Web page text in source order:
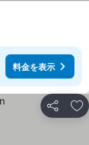
料金を表示
シェア お